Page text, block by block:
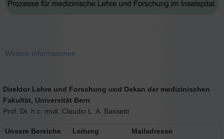
Weitere Informationen
Direktor Lehre und Forschung und Dekan der medizinischen
Fakultät, Universität Bern
Prof. Dr. h.c. mult. Claudio L. A. Bassetti
Unsere Bereiche Leitung
Mailadresse